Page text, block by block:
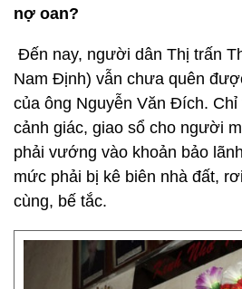
nợ oan?
Đến nay, người dân Thị trấn
Nam Định) vẫn chưa quên
của ông Nguyễn Văn Đích. Chỉ
cảnh giác, giao sổ cho người
phải vướng vào khoản bảo
mức phải bị kê biên nhà đất,
cùng, bế tắc.